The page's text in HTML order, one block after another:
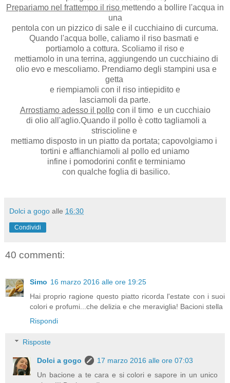
Prepariamo nel frattempo il riso mettendo a bollire l'acqua in
una
pentola con un pizzico di sale e il cucchiaino di curcuma.
Quando l'acqua bolle, caliamo il riso basmati e
portiamolo a cottura. Scoliamo il riso e
mettiamolo in una terrina, aggiungendo un cucchiaino di
olio evo e mescoliamo. Prendiamo degli stampini usa e
getta
e riempiamoli con il riso intiepidito e
lasciamoli da parte.
Arrostiamo adesso il pollocon il timo e un cucchiaio
di olio all'aglio.Quando il pollo è cotto tagliamoli a
striscioline e
mettiamo disposto in un piatto da portata; capovolgiamo i
tortini e affianchiamoli al pollo ed uniamo
infine i pomodorini confit e terminiamo
con qualche foglia di basilico.
Dolci a gogo alle 16:30
Condividi
40 commenti:
Simo 16 marzo 2016 alle ore 19:25
Hai proprio ragione questo piatto ricorda l'estate con i suoi
colori e profumi...che delizia e che meraviglia! Bacioni stella
Rispondi
Risposte
Dolci a gogo
17 marzo 2016 alle ore 07:03
Un bacione a te cara e si colori e sapore in un unico